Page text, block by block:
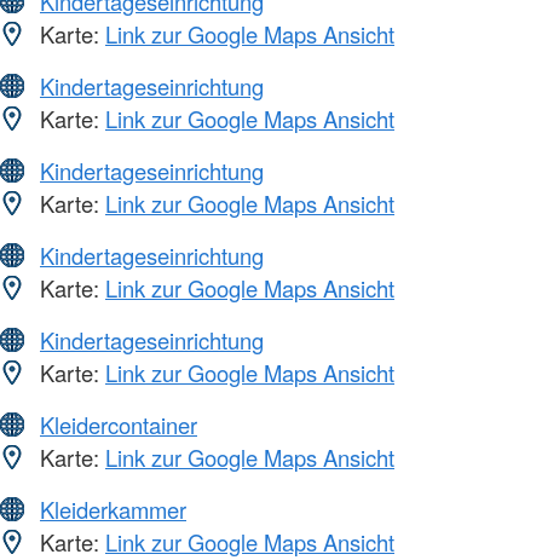
Karte: Link zur Google Maps Ansicht
Kindertageseinrichtung
Karte: Link zur Google Maps Ansicht
Kindertageseinrichtung
Karte: Link zur Google Maps Ansicht
Kindertageseinrichtung
Karte: Link zur Google Maps Ansicht
Kindertageseinrichtung
Karte: Link zur Google Maps Ansicht
Kleidercontainer
Karte: Link zur Google Maps Ansicht
Kleiderkammer
Karte: Link zur Google Maps Ansicht